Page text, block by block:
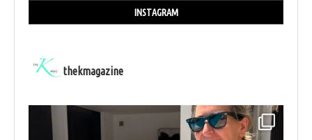
INSTAGRAM
thekmagazine